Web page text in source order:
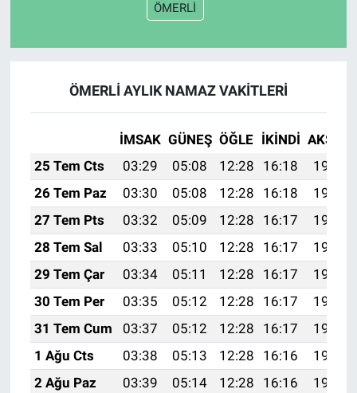
ÖMERLİ
ÖMERLİ AYLIK NAMAZ VAKITLERI
İMSAK GÜNEŞ ÖĞLE İKINDI AKŞAM
25 Tem Cts
03:29 05:08 12:28 16:18
19:38
26 Tem Paz
03:30 05:08 12:28 16:18
19:37
27 Tem Pts
03:32 05:09 12:28 16:17
19:36
28 Tem Sal
03:33 05:10 12:28 16:17
19:36
29 Tem Çar
03:34 05:11 12:28 16:17
19:35
30 Tem Per
03:35 05:12 12:28 16:17
19:34
31 Tem Cum
03:37 05:12 12:28 16:17
19:33
1 Ağu Cts
03:38 05:13 12:28 16:16
19:32
2 Ağu Paz
03:39 05:14 12:28 16:16
19:31